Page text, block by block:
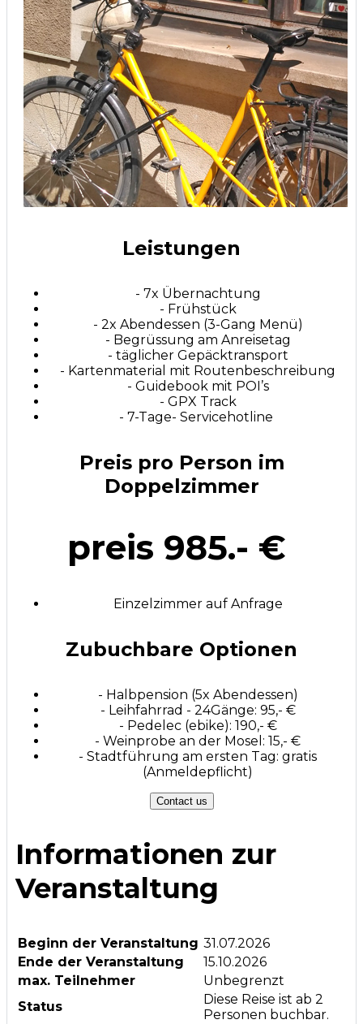
Leistungen
- 7x Übernachtung
- Frühstück
- 2x Abendessen (3-Gang Menü)
- Begrüssung am Anreisetag
- täglicher Gepäcktransport
- Kartenmaterial mit Routenbeschreibung
- Guidebook mit POI’s
- GPX Track
- 7-Tage- Servicehotline
Preis pro Person im
Doppelzimmer
preis 985.- €
Einzelzimmer auf Anfrage
Zubuchbare Optionen
- Halbpension (5x Abendessen)
- Leihfahrrad - 24Gänge: 95,- €
- Pedelec (ebike): 190,- €
- Weinprobe an der Mosel: 15,- €
- Stadtführung am ersten Tag: gratis
(Anmeldepflicht)
Contact us
Informationen zur
Veranstaltung
Beginn der Veranstaltung 31.07.2026
Ende der Veranstaltung
15.10.2026
max. Teilnehmer
Unbegrenzt
Status
Diese Reise ist ab 2
Personen buchbar.